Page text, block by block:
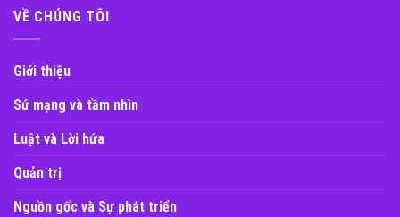
VỀ CHÚNG TÔI
Giới thiệu
Sứ mạng và tầm nhìn
Luật và Lời hứa
Quản trị
Nguồn gốc và Sự phát triển